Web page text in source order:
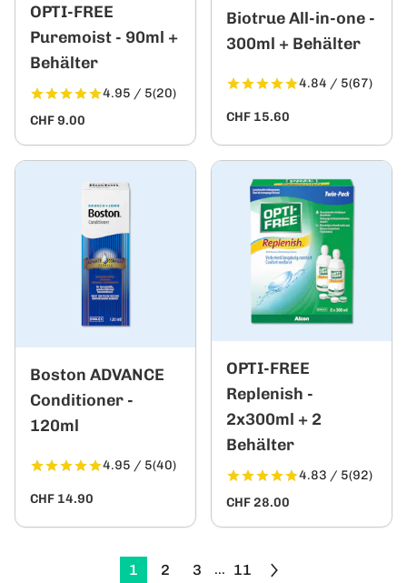
OPTI-FREE
Puremoist - 90ml +
Behälter
4.95 / 5(20)
CHF 9.00
Biotrue All-in-one -
300ml + Behälter
4.84 / 5(67)
CHF 15.60
Boston ADVANCE
Conditioner -
120ml
4.95 / 5(40)
CHF 14.90
OPTI-FREE
Replenish -
2x300ml + 2
Behälter
4.83 / 5(92)
CHF 28.00
1 2 3 ... 11